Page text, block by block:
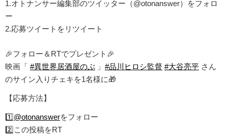
1.オトナンサー編集部のツイッター（@otonanswer）をフォロ
ー
2.応募ツイートをリツイート
🎉フォロー＆RTでプレゼント🎉
映画「 #異世界居酒屋のぶ 」 #品川ヒロシ監督 #大谷亮平 さん
のサイン入りチェキを1名様に🎁
【応募方法】
1️⃣ @otonanswerをフォロー
2️⃣この投稿をRT